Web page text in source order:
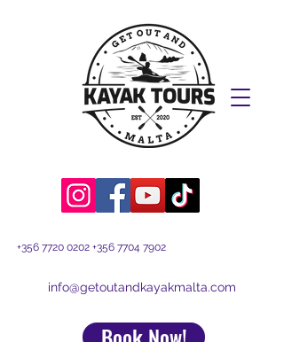
info@getoutandkayakmalta.com
+356 7720 0202 +356 7704 7902